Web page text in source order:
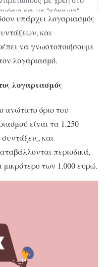
υπάρχει λογαριασμός
και
να γνωστοποιήσουμε
λογαριασμό.
λογαριασμός
ανώτατο όριο του
είναι τα 1.250
και
περιοδικά,
μικρότερο των 1.000 ευρώ.